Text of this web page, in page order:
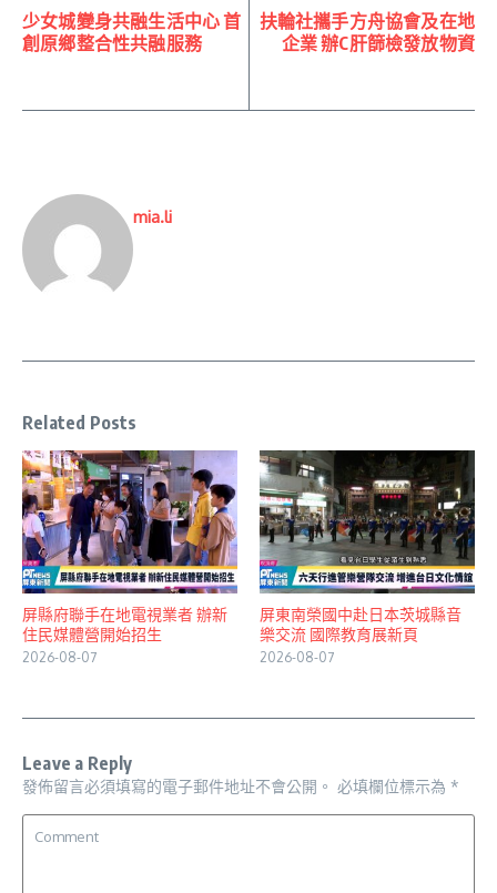
少女城變身共融生活中心 首
創原鄉整合性共融服務
扶輪社攜手方舟協會及在地
企業 辦C肝篩檢發放物資
mia.li
Related Posts
屏縣府聯手在地電視業者 辦新
住民媒體營開始招生
2026-08-07
屏東南榮國中赴日本茨城縣音
樂交流 國際教育展新頁
2026-08-07
Leave a Reply
發佈留言必須填寫的電子郵件地址不會公開。 必填欄位標示為 *